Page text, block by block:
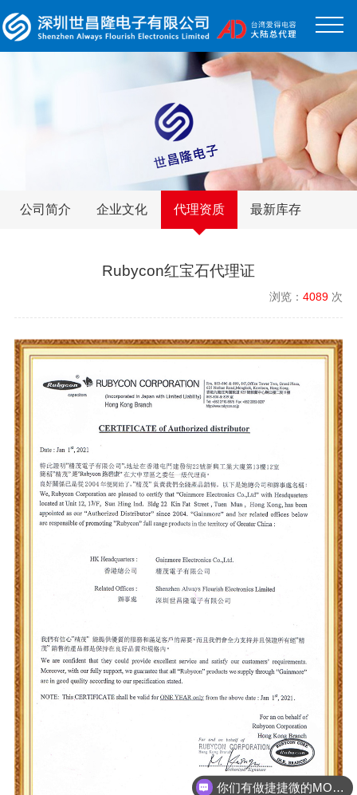
公司简介 企业文化 代理资质 最新库存
Rubycon红宝石代理证
浏览：4089 次
你们有做捷捷微的MOS管吗？